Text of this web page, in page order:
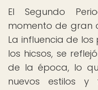
El Segundo
momento de gran
La influencia de
los hicsos, se
de la época, lo
nuevos estilos y